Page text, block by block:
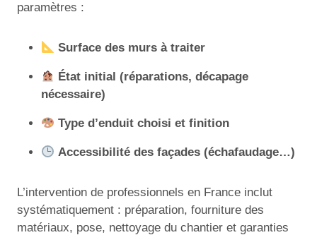
paramètres :
Surface des murs à traiter
État initial (réparations, décapage
nécessaire)
Type d’enduit choisi et finition
Accessibilité des façades (échafaudage…)
L’intervention de professionnels en France inclut
systématiquement : préparation, fourniture des
matériaux, pose, nettoyage du chantier et garanties